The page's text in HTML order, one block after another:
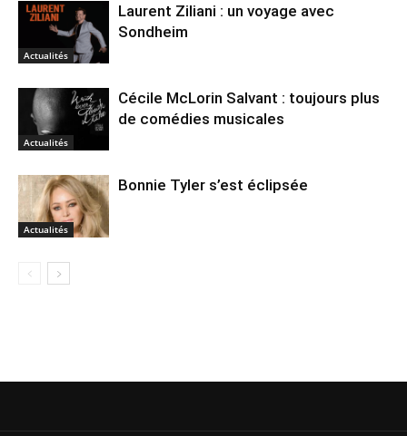
Actualités
Laurent Ziliani : un voyage avec
Sondheim
Actualités
Cécile McLorin Salvant : toujours plus
de comédies musicales
Actualités
Bonnie Tyler s’est éclipsée